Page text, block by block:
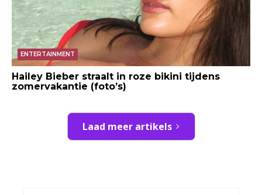
ENTERTAINMENT
Hailey Bieber straalt in roze bikini tijdens
zomervakantie (foto’s)
Laad meer artikels